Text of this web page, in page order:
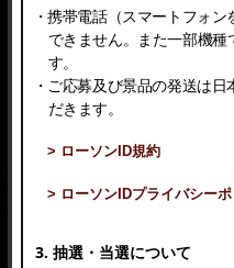
・携帯電話（スマートフォ
できません。また一部機種
す。
・ご応募及び景品の発送は
だきます。
> ローソンID規約
> ローソンIDプライバシー
3. 抽選・当選について